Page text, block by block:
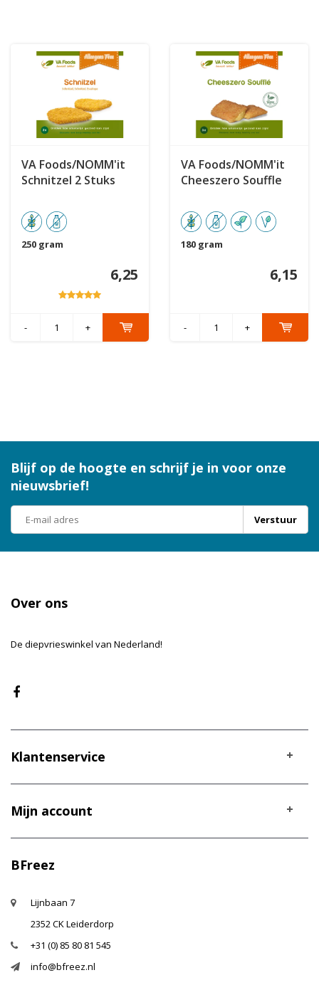
VA Foods/NOMM'it
Schnitzel 2 Stuks
250 gram
6,25
- +
VA Foods/NOMM'it
Cheeszero Souffle
180 gram
6,15
- +
Blijf op de hoogte en schrijf je in voor onze
nieuwsbrief!
Verstuur
Over ons
De diepvrieswinkel van Nederland!
Klantenservice
Mijn account
BFreez
Lijnbaan 7
2352 CK Leiderdorp
+31 (0) 85 80 81 545
info@bfreez.nl